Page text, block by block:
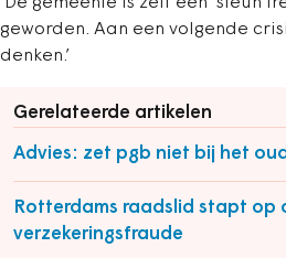
geworden. Aan een volgende
denken.’
Gerelateerde artikelen
Advies: zet pgb niet bij het
Rotterdams raadslid stapt op
verzekeringsfraude